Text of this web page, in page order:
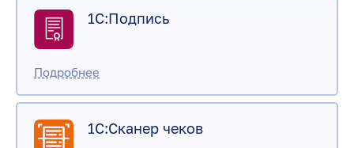
1С:Подпись
1С:Сканер чеков